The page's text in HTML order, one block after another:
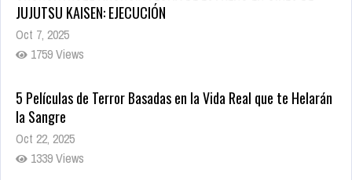
Oct 7, 2025
1759 Views
la Sangre
Oct 22, 2025
1339 Views